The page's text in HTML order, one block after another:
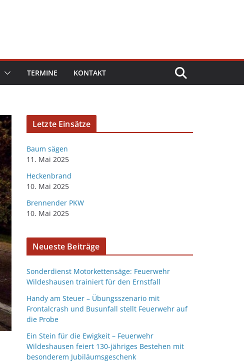
TERMINE KONTAKT
Letzte Einsätze
Baum sägen
11. Mai 2025
Heckenbrand
10. Mai 2025
Brennender PKW
10. Mai 2025
Neueste Beiträge
Sonderdienst Motorkettensäge: Feuerwehr
Wildeshausen trainiert für den Ernstfall
Handy am Steuer – Übungsszenario mit
Frontalcrash und Busunfall stellt Feuerwehr auf
die Probe
Ein Stein für die Ewigkeit – Feuerwehr
Wildeshausen feiert 130-jähriges Bestehen mit
besonderem Jubiläumsgeschenk